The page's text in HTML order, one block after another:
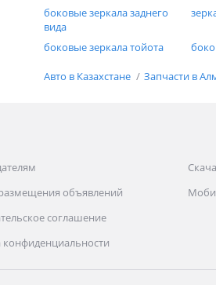
боковые зеркала заднего
вида
боковые зеркала тойота
Авто в Казахстане Запчасти в
объявлений
соглашение
конфиденциальности